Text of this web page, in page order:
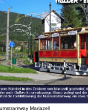
Mariazell